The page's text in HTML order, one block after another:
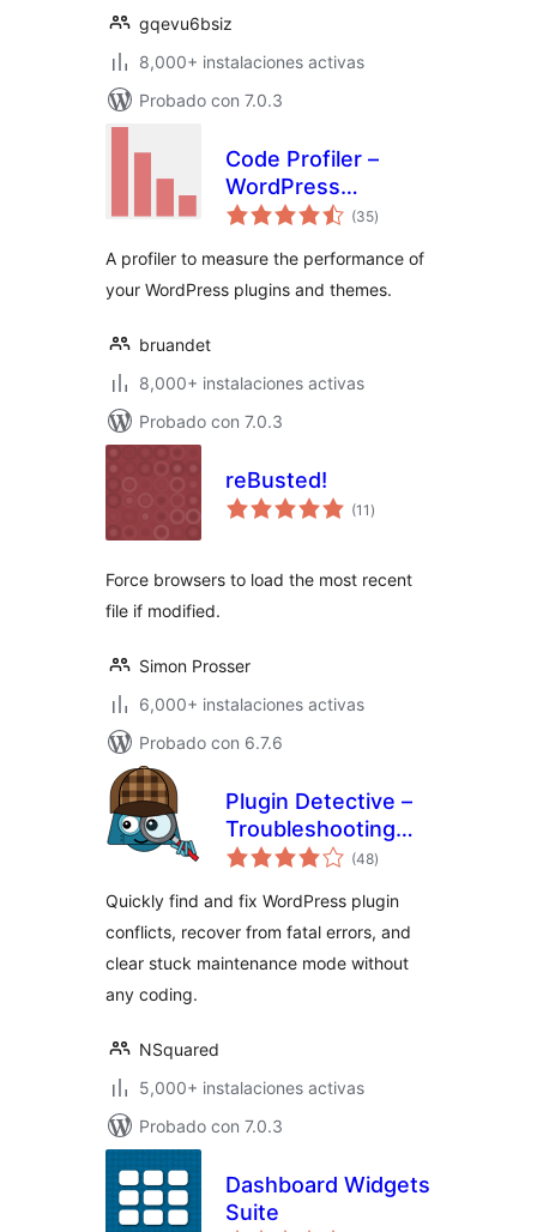
gqevu6bsiz
8,000+ instalaciones activas
Probado con 7.0.3
Code Profiler –
WordPress
Performance
Debugging Made
Easy
(35total
de
)
A profiler to measure the performance of
your WordPress plugins and themes.
bruandet
8,000+ instalaciones activas
Probado con 7.0.3
reBusted!
(11 total
de
)
Force browsers to load the most recent
file if modified.
Simon Prosser
6,000+ instalaciones activas
Probado con 6.7.6
Plugin Detective –
Troubleshooting
Conflicts
(48total
de
)
Quickly find and fix WordPress plugin
conflicts, recover from fatal errors, and
clear stuck maintenance mode without
any coding.
NSquared
5,000+ instalaciones activas
Probado con 7.0.3
Dashboard Widgets
Suite